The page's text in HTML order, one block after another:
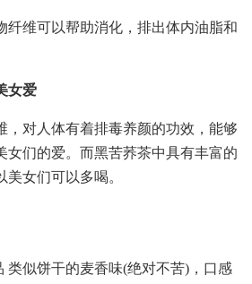
纤维可以帮助消化，排出体内油脂和
女爱
，对人体有着排毒养颜的功效，能够
女们的爱。而黑苦荞茶中具有丰富的
女们可以多喝。
类似饼干的麦香味(绝对不苦)，口感